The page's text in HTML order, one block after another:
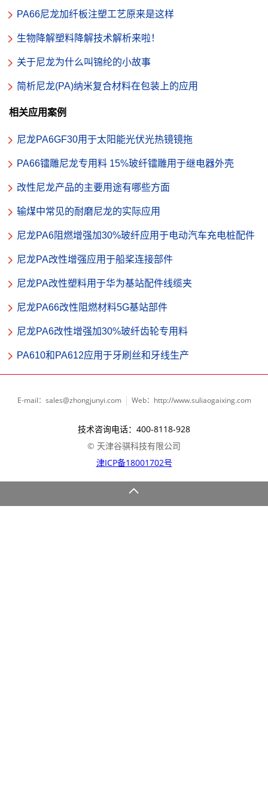
PA66尼龙加纤板注塑工艺原来是这样
生物降解塑料降解技术解析来啦！
关于尼龙为什么叫锦纶的小故事
简析尼龙(PA)纳米复合材料在包装上的应用
相关应用案例
尼龙PA6GF30用于太阳能光伏光热镜镜拖
PA66镭雕尼龙专用料 15%玻纤镭雕用于继电器外壳
改性尼龙产品的主要用途有哪些方面
输煤中常见的耐磨尼龙的实际应用
尼龙PA6阻燃增强加30%玻纤应用于电动汽车充电桩配件
尼龙PA改性增强应用于船桨连接部件
尼龙PA改性塑料用于华为基站配件线缆夹
尼龙PA66改性阻燃材料5G基站部件
尼龙PA6改性增强加30%玻纤齿轮专用料
PA610和PA612应用于牙刷丝和牙线生产
E-mail：sales@zhongjunyi.com Web：http://www.suliaogaixing.com
技术咨询电话：400-8118-928
© 天津谷骐科技有限公司
津ICP备18001702号